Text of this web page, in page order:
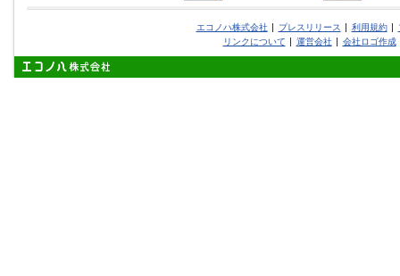
エコノハ株式会社 プレスリリース 利用規約
リンクについて
運営会社 会社ロゴ作成